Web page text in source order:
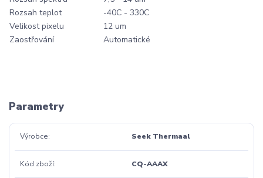
Rozsah teplot
-40C - 330C
Velikost pixelu
12 um
Zaostřování
Automatické
Parametry
Výrobce Seek Thermaal
Kód zboží CQ-AAAX